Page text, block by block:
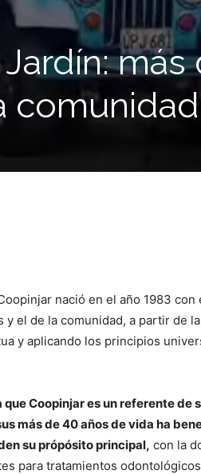
más
comunidad
nació en el año 1983
el de la comunidad, a partir de
y aplicando los principios
Coopinjar es un referente de
más de 40 años de vida ha
su própósito principal, con la
para tratamientos